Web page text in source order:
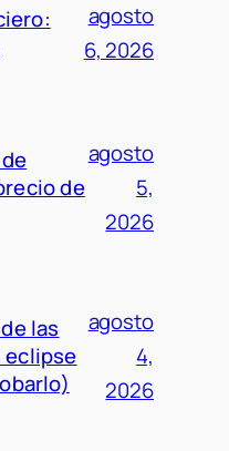
agosto
6, 2026
de
agosto
5,
2026
las
agosto
4,
2026